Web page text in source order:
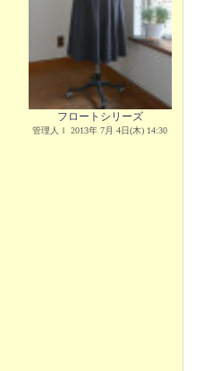
フロートシリーズ
管理人Ｉ 2013年 7月 4日(木) 14:30